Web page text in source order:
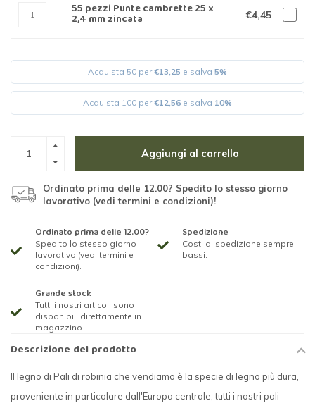
55 pezzi Punte cambrette 25 x
2,4 mm zincata €4,45
Acquista 50 per€13,25 e salva 5%
Acquista 100 per€12,56 e salva 10%
Aggiungi al carrello
Ordinato prima delle 12.00? Spedito lo stesso giorno
lavorativo (vedi termini e condizioni)!
Ordinato prima delle 12.00?
Spedito lo stesso giorno
lavorativo (vedi termini e
condizioni).
Spedizione
Costi di spedizione sempre
bassi.
Grande stock
Tutti i nostri articoli sono
disponibili direttamente in
magazzino.
Descrizione del prodotto
Il legno di Pali di robinia che vendiamo è la specie di legno più dura,
proveniente in particolare dall'Europa centrale; tutti i nostri pali